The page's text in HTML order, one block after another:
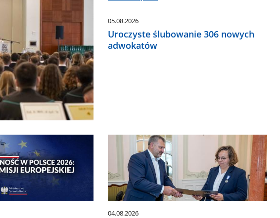
05.08.2026
Uroczyste ślubowanie 306 nowych
adwokatów
04.08.2026